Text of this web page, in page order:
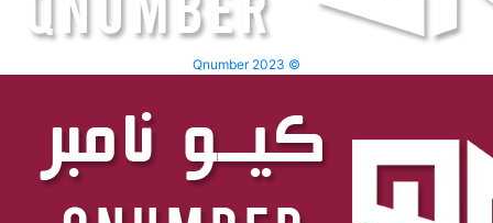
Qnumber 2023 ©